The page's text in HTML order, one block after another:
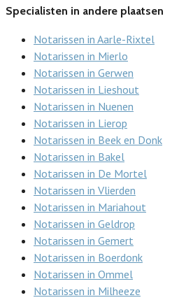
Specialisten in andere plaatsen
Notarissen in Aarle-Rixtel
Notarissen in Mierlo
Notarissen in Gerwen
Notarissen in Lieshout
Notarissen in Nuenen
Notarissen in Lierop
Notarissen in Beek en Donk
Notarissen in Bakel
Notarissen in De Mortel
Notarissen in Vlierden
Notarissen in Mariahout
Notarissen in Geldrop
Notarissen in Gemert
Notarissen in Boerdonk
Notarissen in Ommel
Notarissen in Milheeze